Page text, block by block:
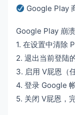
Google Play
Google Play 崩
1. 在设置中清除
2. 退出当前登陆
3. 启用 V屁恩（
4. 登录 Google
5. 关闭 V屁恩，